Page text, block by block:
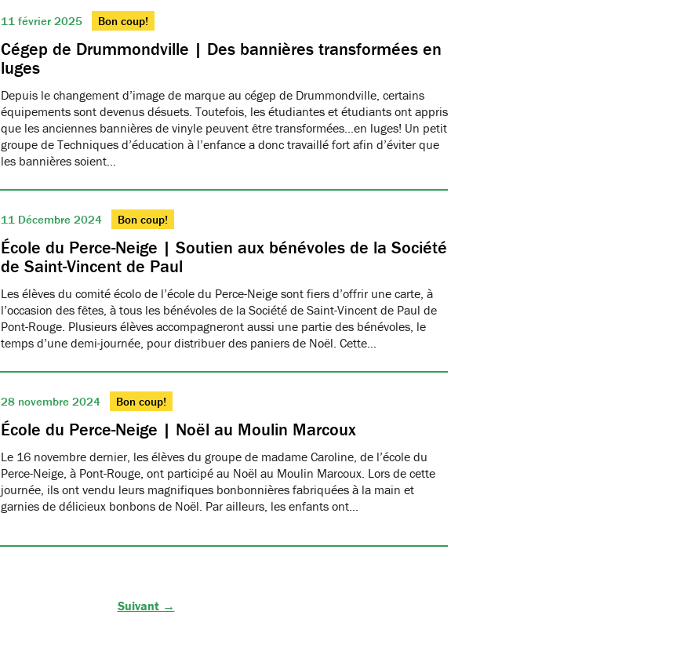
11 février 2025 Bon coup!
Cégep de Drummondville | Des bannières transformées en
luges
Depuis le changement d’image de marque au cégep de Drummondville, certains
équipements sont devenus désuets. Toutefois, les étudiantes et étudiants ont appris
que les anciennes bannières de vinyle peuvent être transformées…en luges! Un petit
groupe de Techniques d’éducation à l’enfance a donc travaillé fort afin d’éviter que
les bannières soient…
11 Décembre 2024 Bon coup!
École du Perce-Neige | Soutien aux bénévoles de la Société
de Saint-Vincent de Paul
Les élèves du comité écolo de l’école du Perce-Neige sont fiers d’offrir une carte, à
l’occasion des fêtes, à tous les bénévoles de la Société de Saint-Vincent de Paul de
Pont-Rouge. Plusieurs élèves accompagneront aussi une partie des bénévoles, le
temps d’une demi-journée, pour distribuer des paniers de Noël. Cette…
28 novembre 2024 Bon coup!
École du Perce-Neige | Noël au Moulin Marcoux
Le 16 novembre dernier, les élèves du groupe de madame Caroline, de l’école du
Perce-Neige, à Pont-Rouge, ont participé au Noël au Moulin Marcoux. Lors de cette
journée, ils ont vendu leurs magnifiques bonbonnières fabriquées à la main et
garnies de délicieux bonbons de Noël. Par ailleurs, les enfants ont…
Suivant →